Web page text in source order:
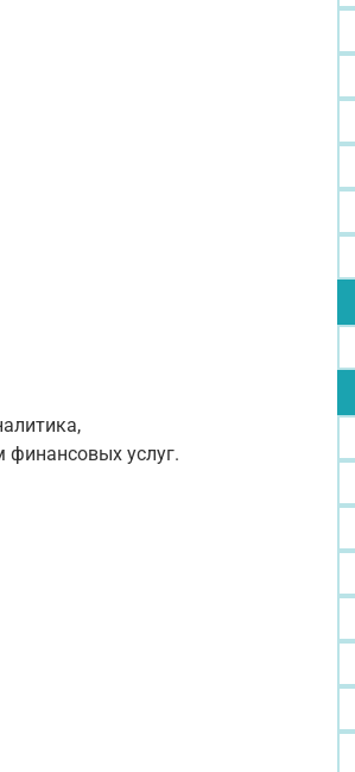
финансовых услуг.